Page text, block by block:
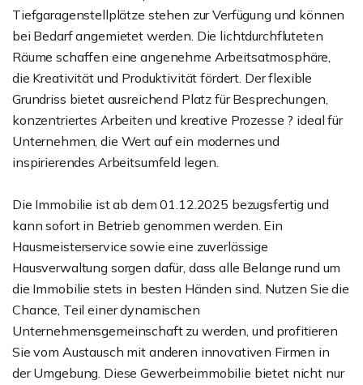
Tiefgaragenstellplätze stehen zur Verfügung und können
bei Bedarf angemietet werden. Die lichtdurchfluteten
Räume schaffen eine angenehme Arbeitsatmosphäre,
die Kreativität und Produktivität fördert. Der flexible
Grundriss bietet ausreichend Platz für Besprechungen,
konzentriertes Arbeiten und kreative Prozesse ? ideal für
Unternehmen, die Wert auf ein modernes und
inspirierendes Arbeitsumfeld legen.
Die Immobilie ist ab dem 01.12.2025 bezugsfertig und
kann sofort in Betrieb genommen werden. Ein
Hausmeisterservice sowie eine zuverlässige
Hausverwaltung sorgen dafür, dass alle Belange rund um
die Immobilie stets in besten Händen sind. Nutzen Sie die
Chance, Teil einer dynamischen
Unternehmensgemeinschaft zu werden, und profitieren
Sie vom Austausch mit anderen innovativen Firmen in
der Umgebung. Diese Gewerbeimmobilie bietet nicht nur